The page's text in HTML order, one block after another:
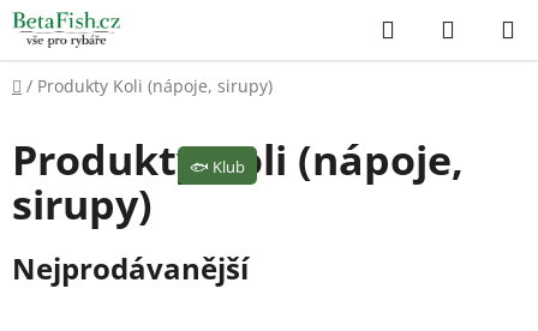
Přejít
na
obsah
Hledat
KOŠÍK
Domů
/ Produkty Koli (nápoje, sirupy)
Produkty Koli (nápoje,
sirupy)
Nejprodávanější
🐟 Klub